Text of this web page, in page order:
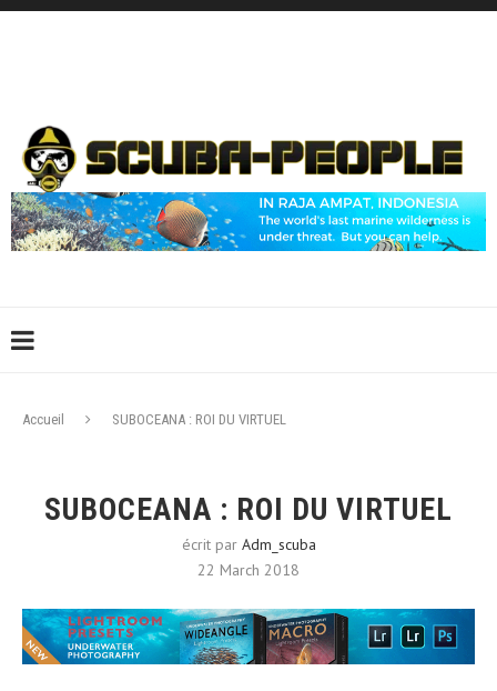
Accueil SUBOCEANA : ROI DU VIRTUEL
SUBOCEANA : ROI DU VIRTUEL
écrit par Adm_scuba
22 March 2018